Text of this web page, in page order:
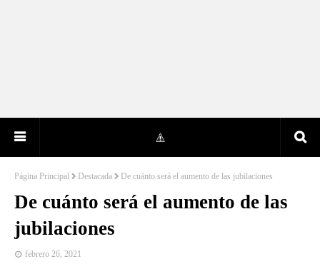
Página Principal Destacada De cuánto será el aumento de las jubilaciones
De cuánto será el aumento de las
jubilaciones
febrero 26, 2021